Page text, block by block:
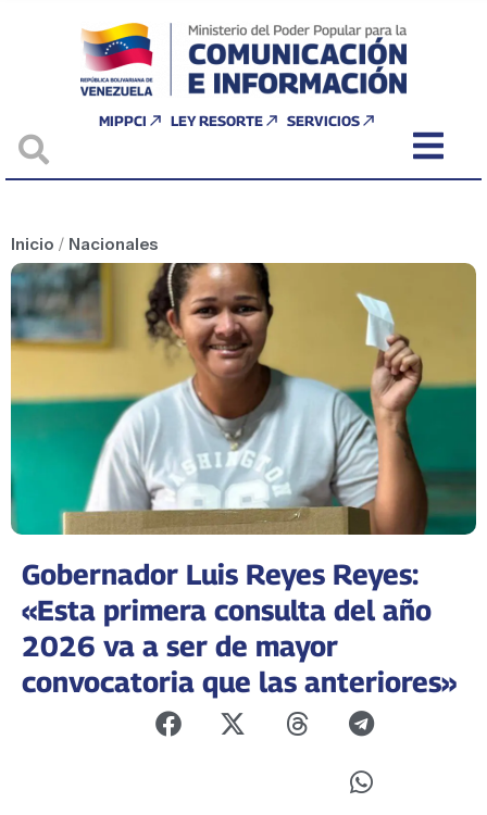
MIPPCI LEY RESORTE SERVICIOS
Inicio / Nacionales
Gobernador Luis Reyes Reyes:
«Esta primera consulta del año
2026 va a ser de mayor
convocatoria que las anteriores»